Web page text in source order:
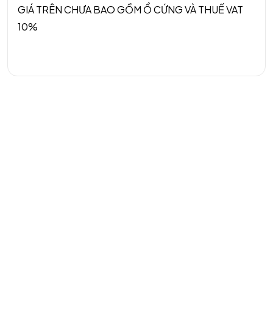
GIÁ TRÊN CHƯA BAO GỒM Ổ CỨNG VÀ THUẾ VAT
10%